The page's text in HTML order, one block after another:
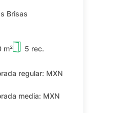
Brisas
m²
5 rec.
regular: MXN
media: MXN